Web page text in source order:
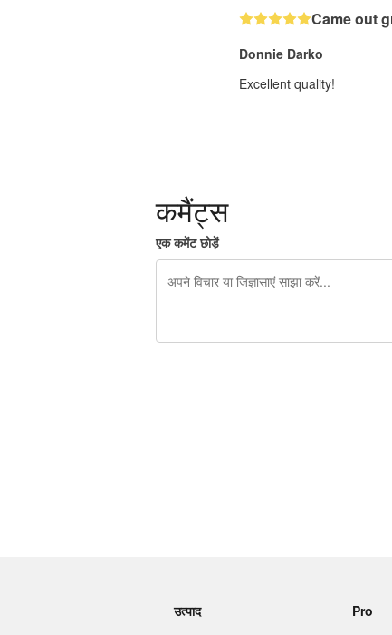
Came out
Donnie Darko
Excellent quality!
कमैंट्स
एक कमेंट छोड़ें
उत्पाद
Pro